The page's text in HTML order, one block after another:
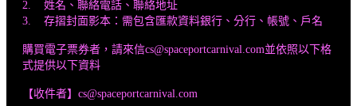
2. 姓名、聯絡電話、聯絡地址
3. 存摺封面影本：需包含匯款資料銀行、分行、帳號、戶名
購買電子票券者，請來信cs@spaceportcarnival.com並依照以下格
式提供以下資料
【收件者】cs@spaceportcarnival.com